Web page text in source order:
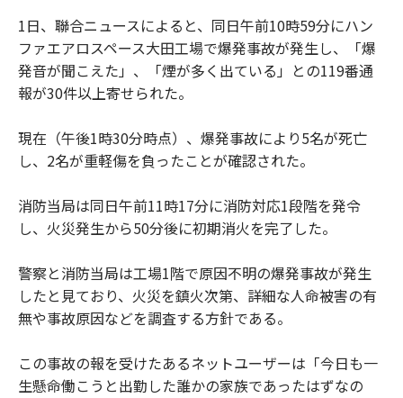
1日、聯合ニュースによると、同日午前10時59分にハン
ファエアロスペース大田工場で爆発事故が発生し、「爆
発音が聞こえた」、「煙が多く出ている」との119番通
報が30件以上寄せられた。
現在（午後1時30分時点）、爆発事故により5名が死亡
し、2名が重軽傷を負ったことが確認された。
消防当局は同日午前11時17分に消防対応1段階を発令
し、火災発生から50分後に初期消火を完了した。
警察と消防当局は工場1階で原因不明の爆発事故が発生
したと見ており、火災を鎮火次第、詳細な人命被害の有
無や事故原因などを調査する方針である。
この事故の報を受けたあるネットユーザーは「今日も一
生懸命働こうと出勤した誰かの家族であったはずなの